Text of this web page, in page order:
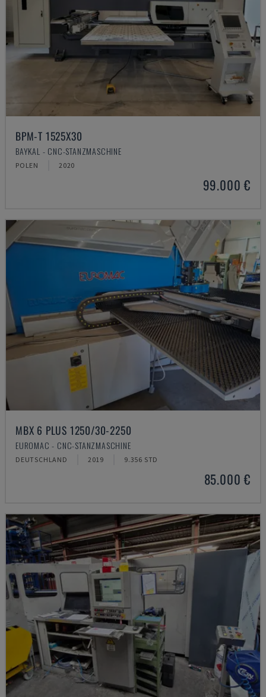
BPM-T 1525X30
BAYKAL - CNC-STANZMASCHINE
POLEN 2020
99.000 €
MBX 6 PLUS 1250/30-2250
EUROMAC - CNC-STANZMASCHINE
DEUTSCHLAND 2019 9.356 STD
85.000 €